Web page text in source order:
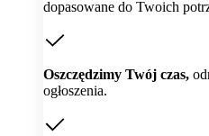
dopasowane do Twoich
Oszczędzimy Twój czas,
ogłoszenia.